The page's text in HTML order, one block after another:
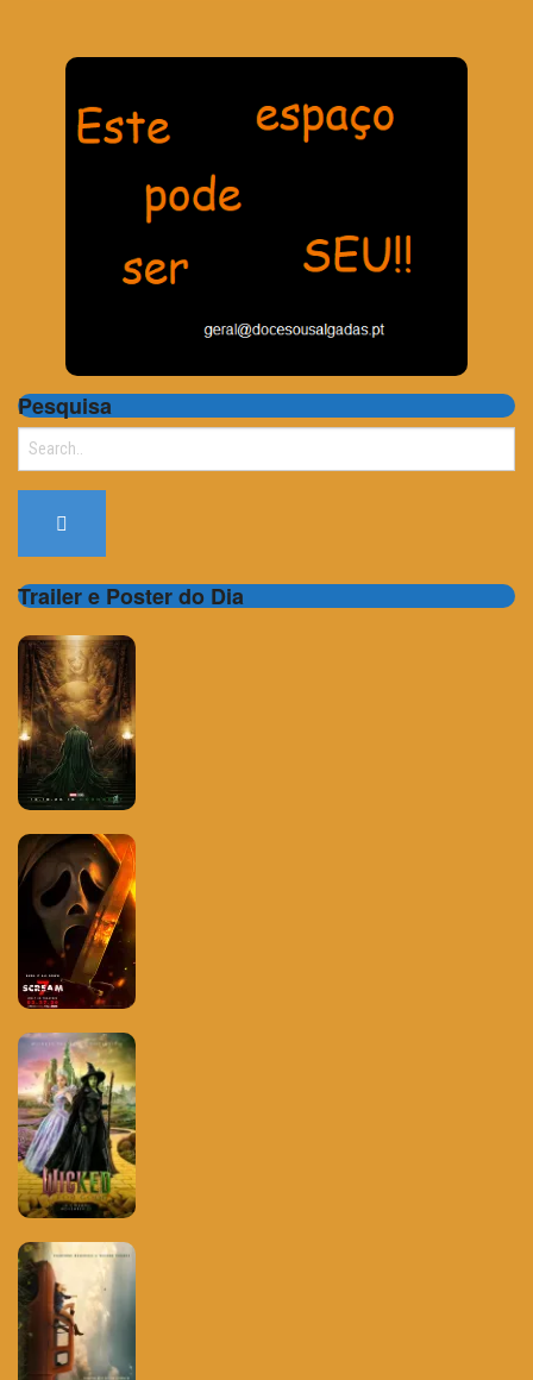
Pesquisa
Search
Trailer e Poster do Dia